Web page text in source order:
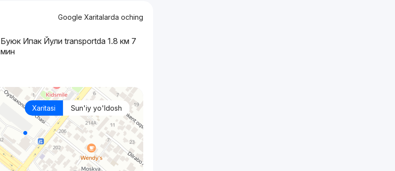
Google Xaritalarda oching
Буюк Ипак Йули transportda 1.8 км 7
мин
Xaritasi Sun'iy yo'ldosh